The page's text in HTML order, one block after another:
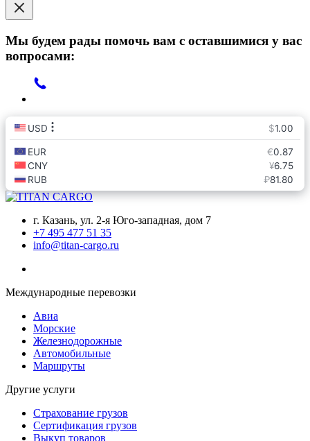
Мы будем рады помочь вам с оставшимися у вас
вопросами:
г. Казань, ул. 2-я Юго-западная, дом 7
+7 495 477 51 35
info@titan-cargo.ru
Международные перевозки
Авиа
Морские
Железнодорожные
Автомобильные
Маршруты
Другие услуги
Страхование грузов
Сертификация грузов
Выкуп товаров